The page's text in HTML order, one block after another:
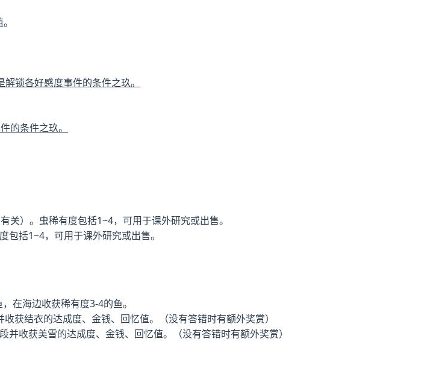
锁各好感度事件的条件之玖。
的条件之玖。
）。虫稀有度包括1~4，可用于课外研究或出售。
括1~4，可用于课外研究或出售。
在海边收获稀有度3-4的鱼。
获结衣的达成度、金钱、回忆值。（没有答错时有额外奖赏）
收获美雪的达成度、金钱、回忆值。（没有答错时有额外奖赏）